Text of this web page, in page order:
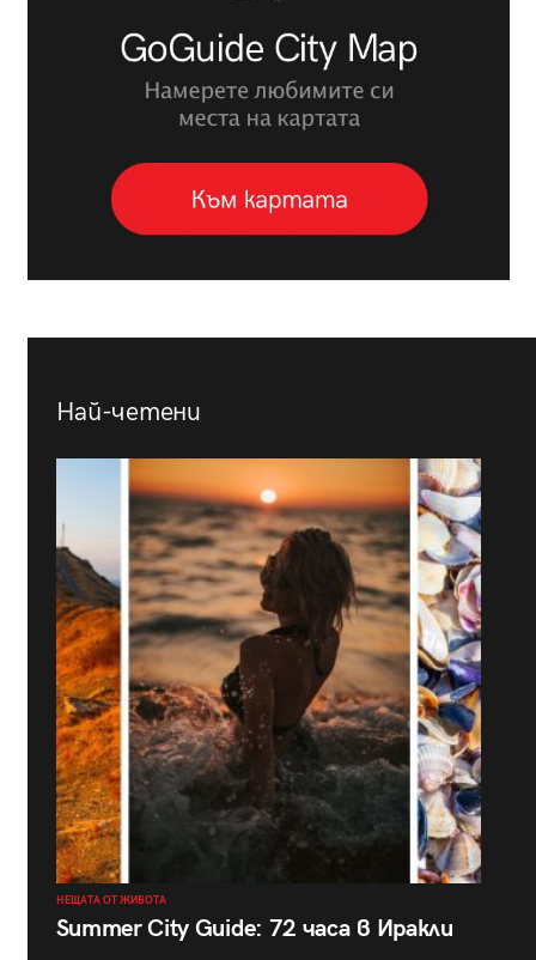
Най-четени
НЕЩАТА ОТ ЖИВОТА
Summer City Guide: 72 часа в Иракли